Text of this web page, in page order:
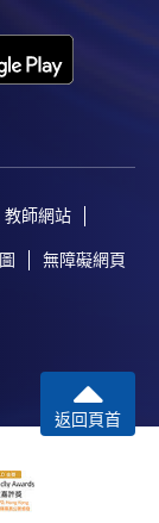
明文件親
單元
教師網站
無障礙網頁
返回頁首